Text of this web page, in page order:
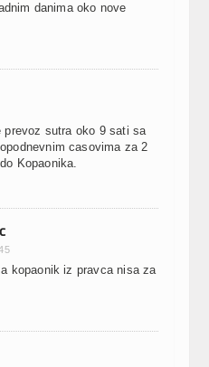
danima oko nove
prevoz sutra oko 9 sati sa
casovima za 2
Kopaonika.
kopaonik iz pravca nisa za